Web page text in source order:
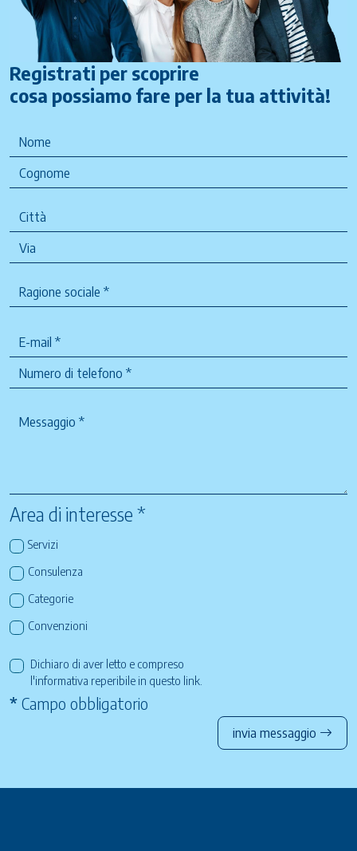
Registrati per scoprire
cosa possiamo fare per la tua attività!
Area di interesse *
Servizi
Consulenza
Categorie
Convenzioni
Dichiaro di aver letto e compreso
l'informativa reperibile in questo link
* Campo obbligatorio
invia messaggio